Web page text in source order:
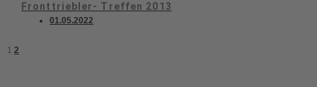
Fronttriebler- Treffen 2013
01.05.2022
1 2